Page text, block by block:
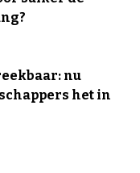
nu
het in